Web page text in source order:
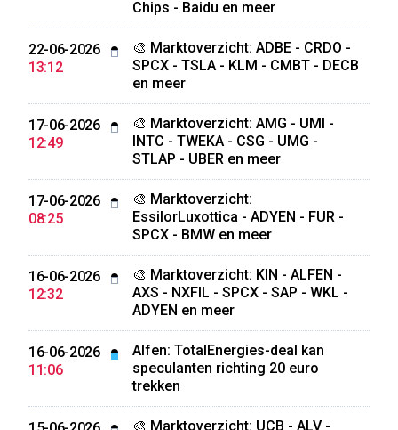
Chips - Baidu en meer
22-06-2026
13:12
🎨 Marktoverzicht: ADBE - CRDO -
SPCX - TSLA - KLM - CMBT - DECB
en meer
17-06-2026
12:49
🎨 Marktoverzicht: AMG - UMI -
INTC - TWEKA - CSG - UMG -
STLAP - UBER en meer
17-06-2026
08:25
🎨 Marktoverzicht:
EssilorLuxottica - ADYEN - FUR -
SPCX - BMW en meer
16-06-2026
12:32
🎨 Marktoverzicht: KIN - ALFEN -
AXS - NXFIL - SPCX - SAP - WKL -
ADYEN en meer
16-06-2026
11:06
Alfen: TotalEnergies-deal kan
speculanten richting 20 euro
trekken
🎨 Marktoverzicht: UCB - ALV -